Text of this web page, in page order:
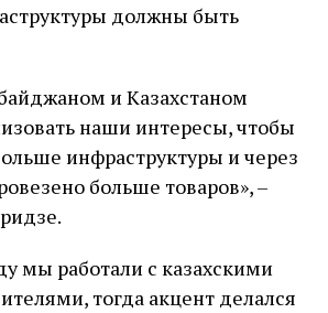
должны быть
и Казахстаном
наши интересы, чтобы
инфраструктуры и через
больше товаров», –
мы работали с казахскими
тогда акцент делался